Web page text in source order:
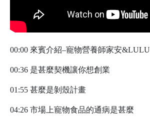
00:00 來賓介紹–寵物營養師家安&LULU
00:36 是甚麼契機讓你想創業
01:55 甚麼是剝殼計畫
04:26 市場上寵物食品的通病是甚麼